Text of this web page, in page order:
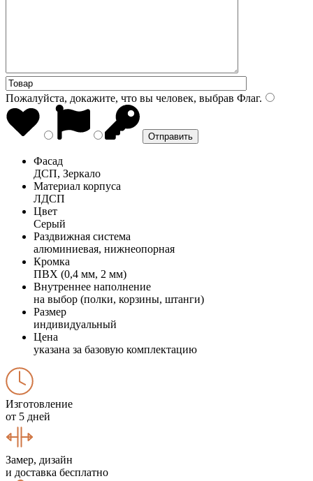
Пожалуйста, докажите, что вы человек, выбрав Флаг.
Фасад
ДСП, Зеркало
Материал корпуса
ЛДСП
Цвет
Серый
Раздвижная система
алюминиевая, нижнеопорная
Кромка
ПВХ (0,4 мм, 2 мм)
Внутреннее наполнение
на выбор (полки, корзины, штанги)
Размер
индивидуальный
Цена
указана за базовую комплектацию
Изготовление
от 5 дней
Замер, дизайн
и доставка бесплатно